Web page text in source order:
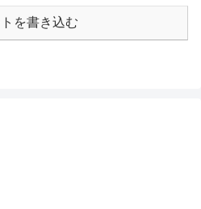
を書き込む